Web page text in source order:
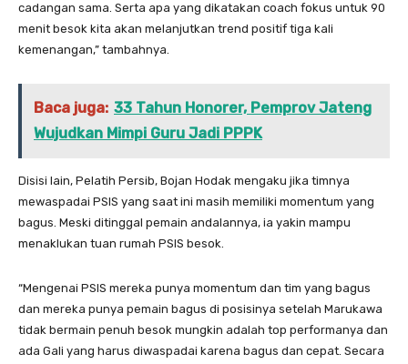
cadangan sama. Serta apa yang dikatakan coach fokus untuk 90
menit besok kita akan melanjutkan trend positif tiga kali
kemenangan,” tambahnya.
Baca juga: 33 Tahun Honorer, Pemprov Jateng
Wujudkan Mimpi Guru Jadi PPPK
Disisi lain, Pelatih Persib, Bojan Hodak mengaku jika timnya
mewaspadai PSIS yang saat ini masih memiliki momentum yang
bagus. Meski ditinggal pemain andalannya, ia yakin mampu
menaklukan tuan rumah PSIS besok.
“Mengenai PSIS mereka punya momentum dan tim yang bagus
dan mereka punya pemain bagus di posisinya setelah Marukawa
tidak bermain penuh besok mungkin adalah top performanya dan
ada Gali yang harus diwaspadai karena bagus dan cepat. Secara